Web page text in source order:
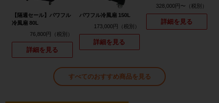
【隔週セール】パワフル
冷風扇 80L
76,800円
詳細を見る
パワフル冷風扇 150L
173,000円
詳細を見る
328,000円〜
詳細を見る
すべてのおすすめ商品を見る